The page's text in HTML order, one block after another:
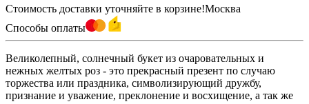
Стоимость доставки уточняйте в корзине!Москва
Способы оплаты
Великолепный, солнечный букет из очаровательных и
нежных желтых роз - это прекрасный презент по случаю
торжества или праздника, символизирующий дружбу,
признание и уважение, преклонение и восхищение, а так же